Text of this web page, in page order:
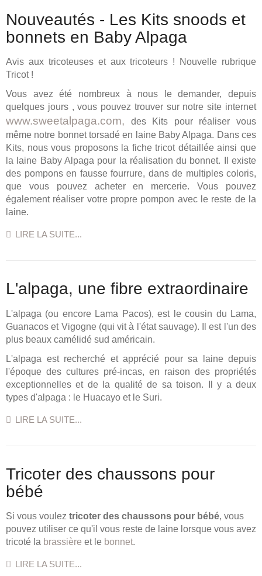
Nouveautés - Les Kits snoods et
bonnets en Baby Alpaga
Avis aux tricoteuses et aux tricoteurs ! Nouvelle rubrique
Tricot !
Vous avez été nombreux à nous le demander, depuis
quelques jours , vous pouvez trouver sur notre site internet
www.sweetalpaga.com, des Kits pour réaliser vous
même notre bonnet torsadé en laine Baby Alpaga. Dans ces
Kits, nous vous proposons la fiche tricot détaillée ainsi que
la laine Baby Alpaga pour la réalisation du bonnet. Il existe
des pompons en fausse fourrure, dans de multiples coloris,
que vous pouvez acheter en mercerie. Vous pouvez
également réaliser votre propre pompon avec le reste de la
laine.
LIRE LA SUITE...
L'alpaga, une fibre extraordinaire
L'alpaga (ou encore Lama Pacos), est le cousin du Lama,
Guanacos et Vigogne (qui vit à l'état sauvage). Il est l'un des
plus beaux camélidé sud américain.
L'alpaga est recherché et apprécié pour sa laine depuis
l'époque des cultures pré-incas, en raison des propriétés
exceptionnelles et de la qualité de sa toison. Il y a deux
types d'alpaga : le Huacayo et le Suri.
LIRE LA SUITE...
Tricoter des chaussons pour
bébé
Si vous voulez tricoter des chaussons pour bébé, vous
pouvez utiliser ce qu'il vous reste de laine lorsque vous avez
tricoté la brassière et le bonnet.
LIRE LA SUITE...